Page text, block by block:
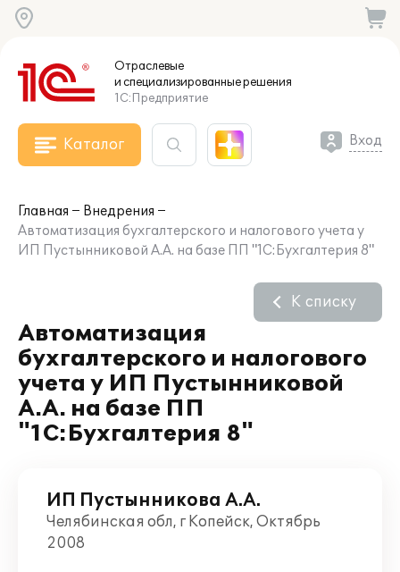
Отраслевые
и специализированныерешения
1С:Предприятие
Каталог Вход
Главная
Внедрения
Автоматизация бухгалтерского и налогового учета у
ИП Пустынниковой А.А. на базе ПП "1С:Бухгалтерия 8"
Автоматизация
бухгалтерского и налогового
учета у ИП Пустынниковой
А.А. на базе ПП
"1С:Бухгалтерия 8"
К списку
ИП Пустынникова А.А.
Челябинская обл, г Копейск, Октябрь
2008